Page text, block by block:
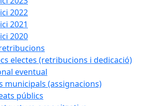
2022
2021
2020
electes (retribucions i dedicació)
eventual
municipals (assignacions)
públics